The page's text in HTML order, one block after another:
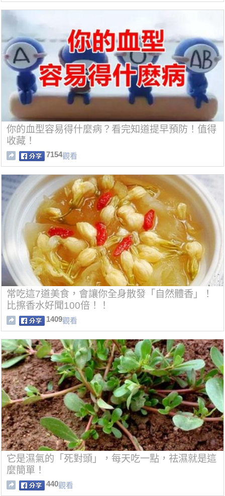
你的血型容易得什麼病？看完知道提早預防！值得
收藏！
7154觀看
常吃這7道美食，會讓你全身散發「自然體香」！
比擦香水好聞100倍！！
1409觀看
它是濕氣的「死對頭」，每天吃一點，祛濕就是這
麼簡單！
440觀看